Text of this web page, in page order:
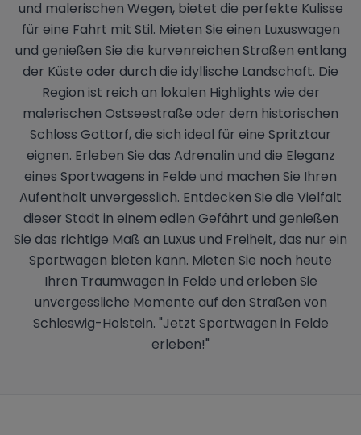
und malerischen Wegen, bietet die perfekte Kulisse
für eine Fahrt mit Stil. Mieten Sie einen Luxuswagen
und genießen Sie die kurvenreichen Straßen entlang
der Küste oder durch die idyllische Landschaft. Die
Region ist reich an lokalen Highlights wie der
malerischen Ostseestraße oder dem historischen
Schloss Gottorf, die sich ideal für eine Spritztour
eignen. Erleben Sie das Adrenalin und die Eleganz
eines Sportwagens in Felde und machen Sie Ihren
Aufenthalt unvergesslich. Entdecken Sie die Vielfalt
dieser Stadt in einem edlen Gefährt und genießen
Sie das richtige Maß an Luxus und Freiheit, das nur ein
Sportwagen bieten kann. Mieten Sie noch heute
Ihren Traumwagen in Felde und erleben Sie
unvergessliche Momente auf den Straßen von
Schleswig-Holstein. "Jetzt Sportwagen in Felde
erleben!"